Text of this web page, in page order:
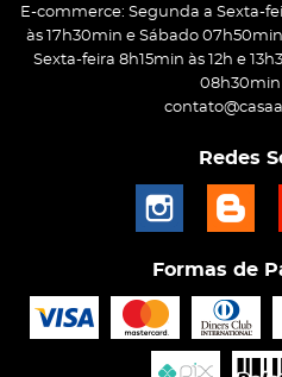
E-commerce: Segunda a Sexta-
às 17h30min e Sábado 07h50min
Sexta-feira 8h15min às 12h e
08h30min
Redes
Formas de